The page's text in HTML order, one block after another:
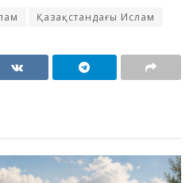
Қазақстандағы Ислам